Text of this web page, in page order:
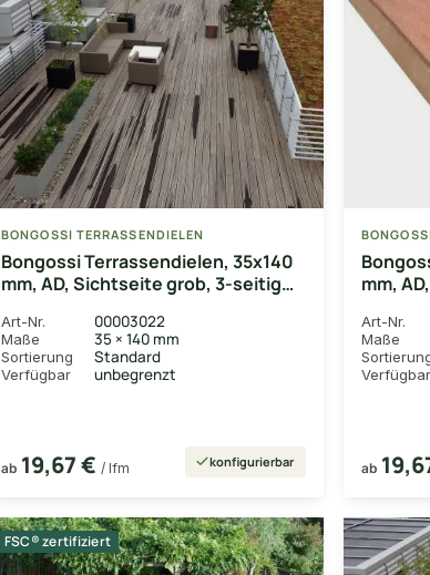
BONGOSSI TERRASSENDIELEN
Bongossi Terrassendielen, 35x140
mm, AD, Sichtseite grob, 3-seitig
Art-Nr. 00003022
Maße 35 × 140 mm
Sortierung Standard
Verfügbar unbegrenzt
ab 19,67 € / lfm konfigurierbar
mm,
Art-Nr.
Maße
Verfügbar
ab
FSC® zertifiziert